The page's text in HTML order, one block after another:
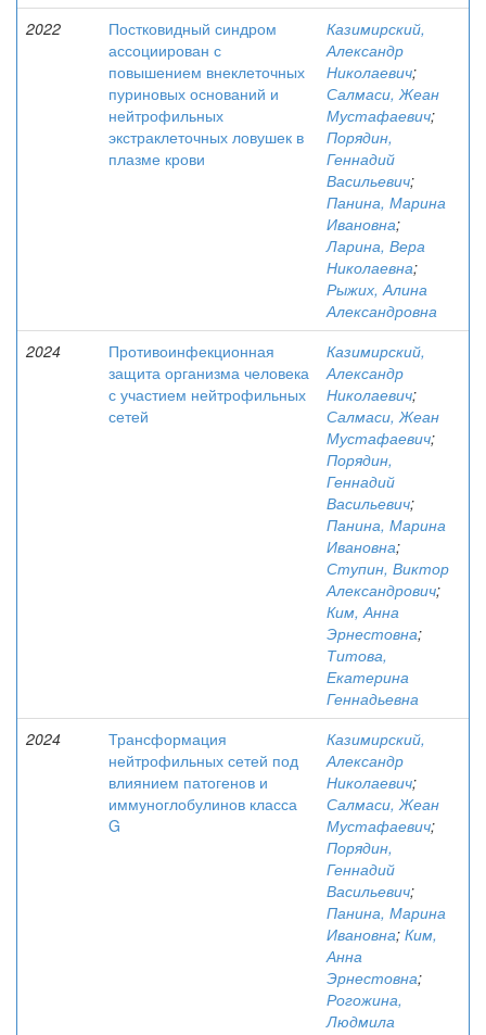
2022
Постковидный синдром
ассоциирован с
повышением внеклеточных
пуриновых оснований и
нейтрофильных
экстраклеточных ловушек в
плазме крови
Казимирский,
Александр
Николаевич;
Салмаси, Жеан
Мустафаевич;
Порядин,
Геннадий
Васильевич;
Панина, Марина
Ивановна;
Ларина, Вера
Николаевна;
Рыжих, Алина
Александровна
2024
Противоинфекционная
защита организма человека
с участием нейтрофильных
сетей
Казимирский,
Александр
Николаевич;
Салмаси, Жеан
Мустафаевич;
Порядин,
Геннадий
Васильевич;
Панина, Марина
Ивановна;
Ступин, Виктор
Александрович;
Ким, Анна
Эрнестовна;
Титова,
Екатерина
Геннадьевна
2024
Трансформация
нейтрофильных сетей под
влиянием патогенов и
иммуноглобулинов класса
G
Казимирский,
Александр
Николаевич;
Салмаси, Жеан
Мустафаевич;
Порядин,
Геннадий
Васильевич;
Панина, Марина
Ивановна; Ким,
Анна
Эрнестовна;
Рогожина,
Людмила